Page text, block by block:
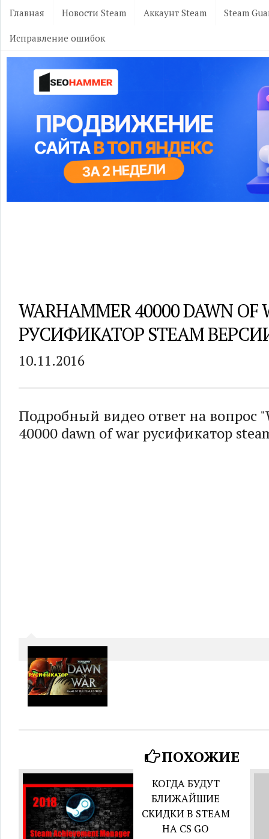
Главная Новости Steam Аккаунт Steam Steam
Исправление ошибок
WARHAMMER 40000 DAWN OF
РУСИФИКАТОР STEAM
10.11.2016
Подробный видео ответ на вопрос
40000 dawn of war русификатор
ПОХОЖИЕ
КОГДА БУДУТ
БЛИЖАЙШИЕ
СКИДКИ В STEAM
НА CS GO